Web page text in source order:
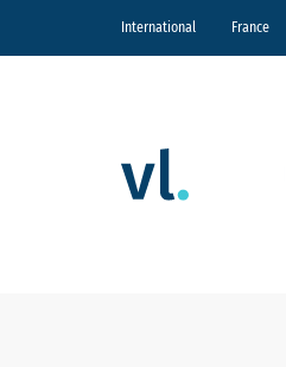
International France